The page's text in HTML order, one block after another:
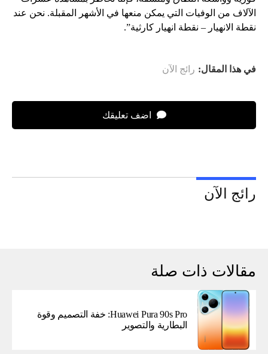
الآلاف من الوفيات التي يمكن منعها في الأشهر المقبلة. نحن عند
نقطة الانهيار – نقطة انهيار كارثية”.
في هذا المقال: رائج الآن
اضف تعليقك
رائج الآن
مقالات ذات صلة
Huawei Pura 90s Pro: خفة التصميم وقوة
البطارية والتصوير